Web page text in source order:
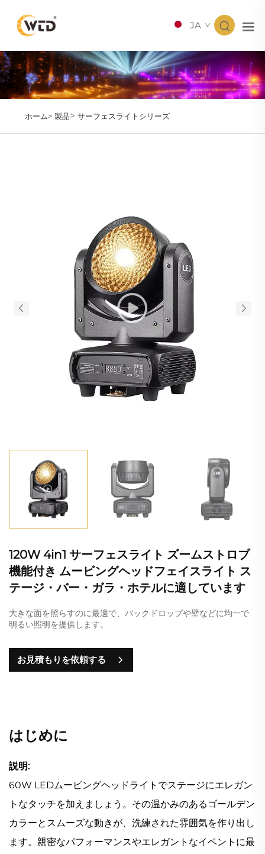
JA
ホーム> 製品> サーフェスライトシリーズ
120W 4in1 サーフェスライト ズームストロブ
機能付き ムービングヘッドフェイスライト ス
テージ・バー・ガラ・ホテルに適しています
大きな面を照らすのに最適で、バックドロップや壁などに均一で
明るい照明を提供します。
お見積もりを依頼する
はじめに
説明:
60W LEDムービングヘッドライトでステージにエレガン
トなタッチを加えましょう。その温かみのあるゴールデン
カラーとスムーズな動きが、洗練された雰囲気を作り出し
ます。親密なパフォーマンスやエレガントなイベントに最